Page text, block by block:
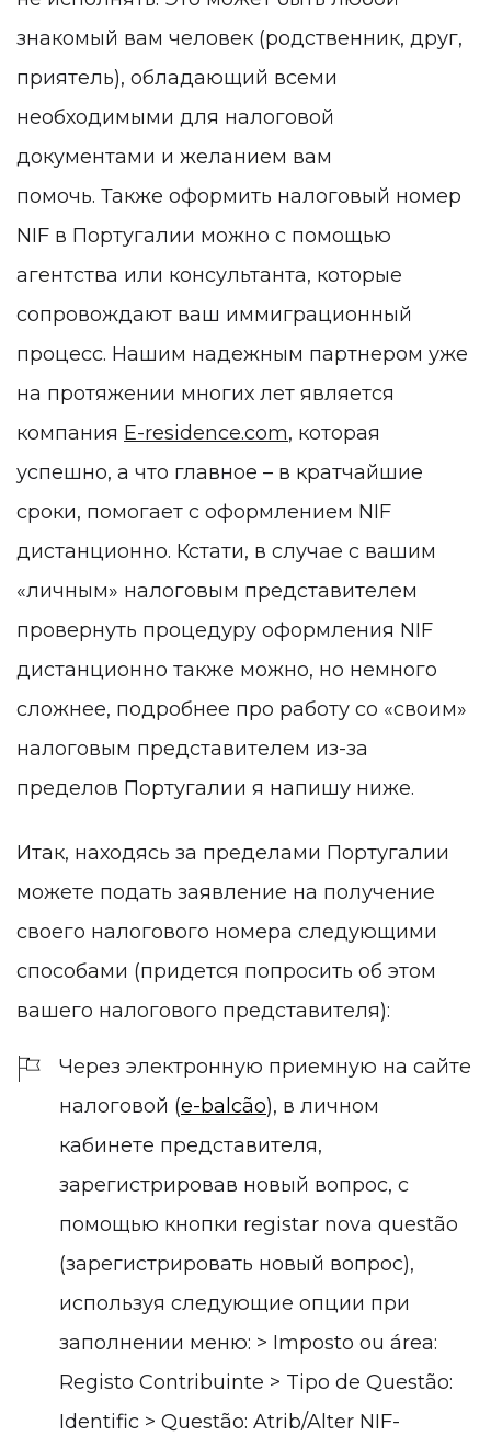
знакомый вам человек (родственник, друг,
приятель), обладающий всеми
необходимыми для налоговой
документами и желанием вам
помочь. Также оформить налоговый номер
NIF в Португалии можно с помощью
агентства или консультанта, которые
сопровождают ваш иммиграционный
процесс. Нашим надежным партнером уже
на протяжении многих лет является
компания E-residence.com, которая
успешно, а что главное – в кратчайшие
сроки, помогает с оформлением NIF
дистанционно. Кстати, в случае с вашим
«личным» налоговым представителем
провернуть процедуру оформления NIF
дистанционно также можно, но немного
сложнее, подробнее про работу со «своим»
налоговым представителем из-за
пределов Португалии я напишу ниже.
Итак, находясь за пределами Португалии
можете подать заявление на получение
своего налогового номера следующими
способами (придется попросить об этом
вашего налогового представителя):
Через электронную приемную на сайте
налоговой (e-balcão), в личном
кабинете представителя,
зарегистрировав новый вопрос, с
помощью кнопки registar nova questão
(зарегистрировать новый вопрос),
используя следующие опции при
заполнении меню: > Imposto ou área:
Registo Contribuinte > Tipo de Questão:
Identific > Questão: Atrib/Alter NIF-